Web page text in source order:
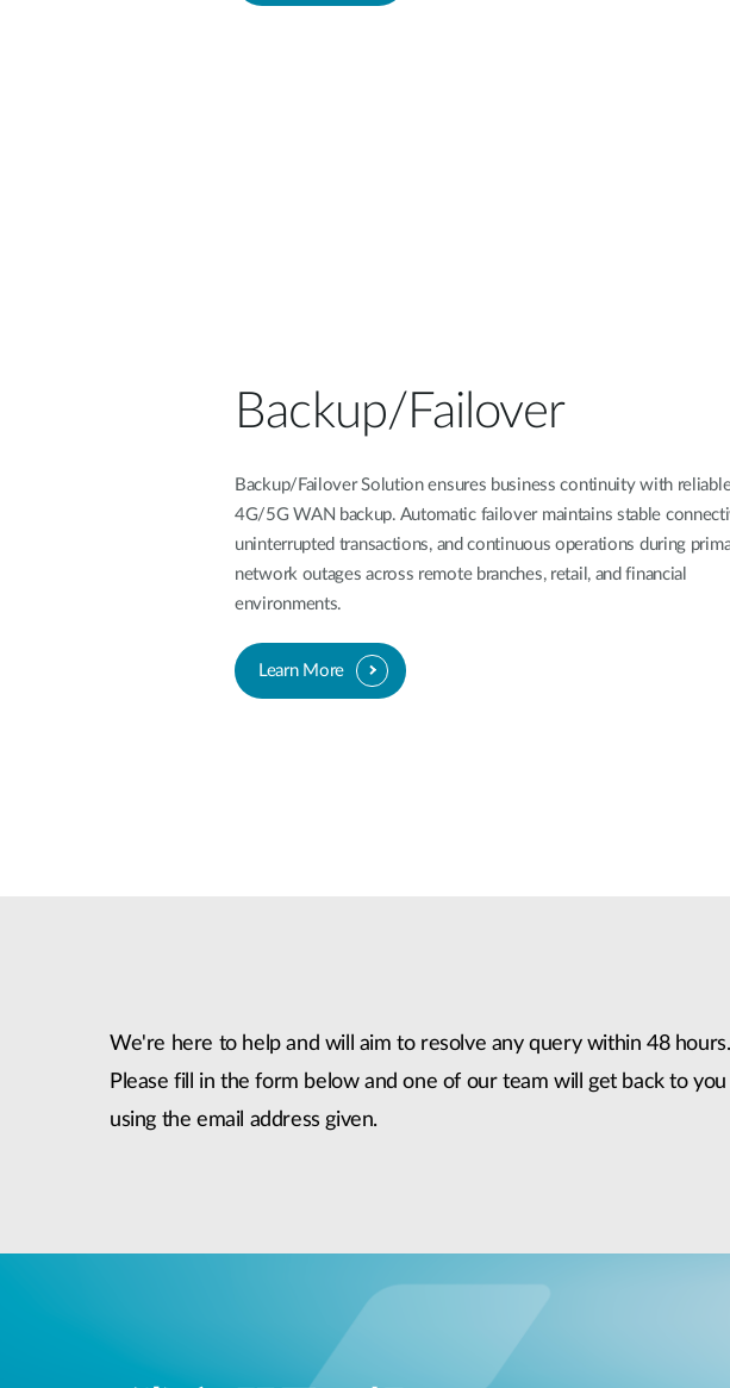
Backup/Failover
Backup/Failover Solution ensures business continuity with
4G/5G WAN backup. Automatic failover maintains stable
uninterrupted transactions, and continuous operations during
network outages across remote branches, retail, and financial
environments.
Learn More
We're here to help and will aim to resolve any query within 48 hours.
Please fill in the form below and one of our team will get back to you
using the email address given.